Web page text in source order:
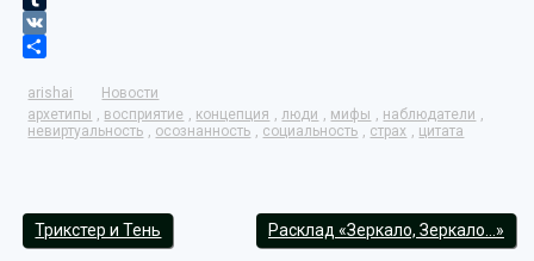
Tumblr
VK
arishai
Новости
архетипы , восприятие , концепция ,люди , мифы , наблюдатели ,
невиртуальность , осознанность , социальность , страх , цитата
Трикстер и Тень Расклад «Зеркало, Зеркало…»